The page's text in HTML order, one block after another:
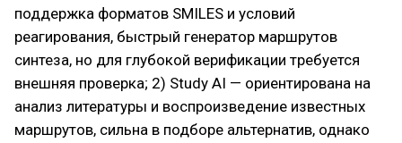
поддержка форматов SMILES и условий
реагирования, быстрый генератор маршрутов
синтеза, но для глубокой верификации требуется
внешняя проверка; 2) Study AI — ориентирована на
анализ литературы и воспроизведение известных
маршрутов, сильна в подборе альтернатив, однако